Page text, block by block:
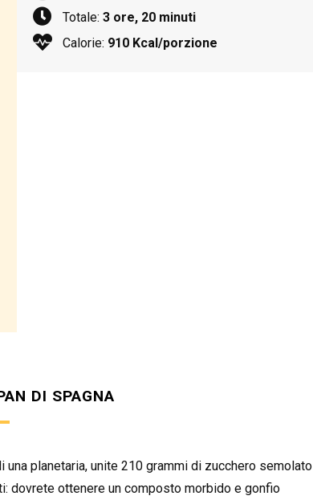
Totale:3 ore, 20 minuti
Calorie: 910 Kcal/porzione
DI SPAGNA
planetaria, unite 210 grammi di zucchero semolato
dovrete ottenere un composto morbido e gonfio